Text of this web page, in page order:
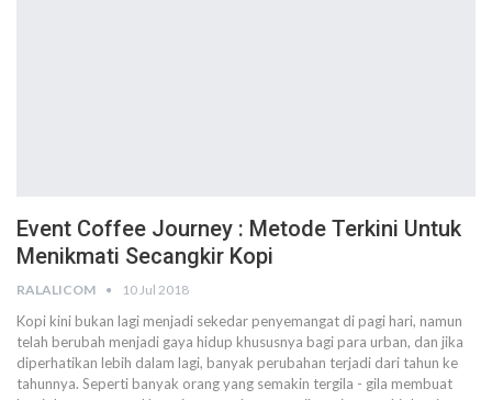
Event Coffee Journey : Metode Terkini Untuk
Menikmati Secangkir Kopi
RALALICOM 10 Jul 2018
Kopi kini bukan lagi menjadi sekedar penyemangat di pagi hari, namun
telah berubah menjadi gaya hidup khususnya bagi para urban, dan jika
diperhatikan lebih dalam lagi, banyak perubahan terjadi dari tahun ke
tahunnya. Seperti banyak orang yang semakin tergila - gila membuat